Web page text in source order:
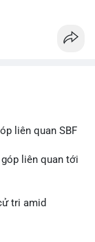
tầng.
liên quan SBF
liên quan tới
tri amid